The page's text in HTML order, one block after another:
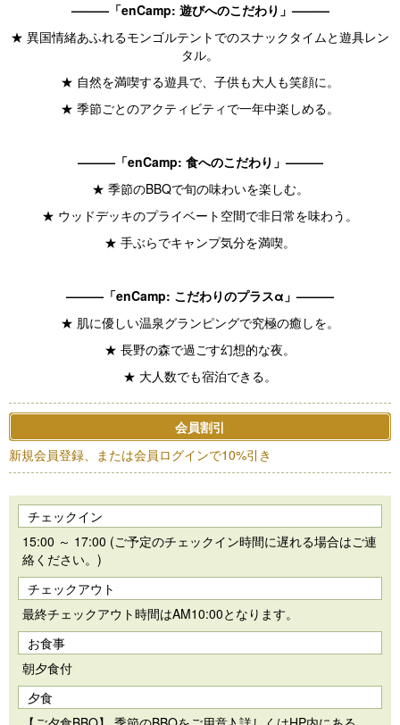
———「enCamp: 遊びへのこだわり」———
★ 異国情緒あふれるモンゴルテントでのスナックタイムと遊具レン
タル。
★ 自然を満喫する遊具で、子供も大人も笑顔に。
★ 季節ごとのアクティビティで一年中楽しめる。
———「enCamp: 食へのこだわり」———
★ 季節のBBQで旬の味わいを楽しむ。
★ ウッドデッキのプライベート空間で非日常を味わう。
★ 手ぶらでキャンプ気分を満喫。
———「enCamp: こだわりのプラスα」———
★ 肌に優しい温泉グランピングで究極の癒しを。
★ 長野の森で過ごす幻想的な夜。
★ 大人数でも宿泊できる。
会員割引
新規会員登録、または会員ログインで10%引き
チェックイン
15:00 ～ 17:00 (ご予定のチェックイン時間に遅れる場合はご連
絡ください。)
チェックアウト
最終チェックアウト時間はAM10:00となります。
お食事
朝夕食付
夕食